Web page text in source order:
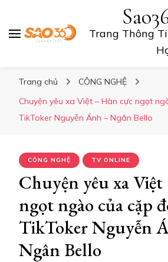
Trang Thông
Trang chủ
CÔNG NGHỆ
Chuyện yêu xa Việt – Hàn cực ngọt
TikToker Nguyễn Ánh – Ngân Bello
CÔNG NGHỆ TV ONLINE
Chuyện yêu xa
ngọt ngào của cặp
TikToker Nguyễn
Ngân Bello